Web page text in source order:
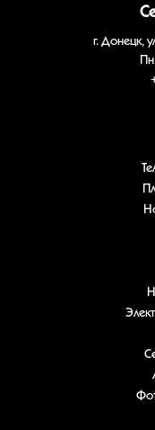
г. Донецк,